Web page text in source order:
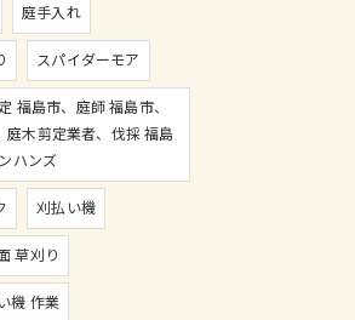
庭手入れ
スパイダーモア
福島市、庭師 福島市、
木剪定業者、伐採 福島
ハンズ
刈払い機
草刈り
機 作業